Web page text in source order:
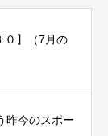
０】（7月の
昨今のスポー